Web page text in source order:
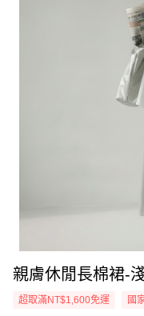
親膚休閒長棉裙-
超取滿NT$1,600免運 國